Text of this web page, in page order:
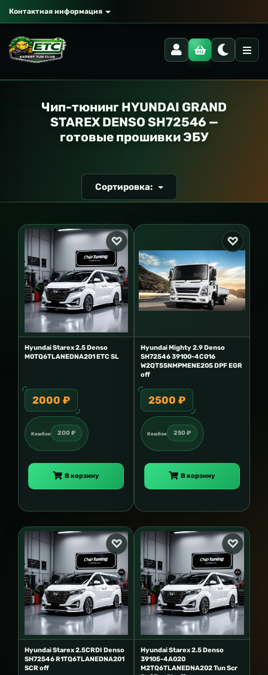
Контактная информация
Чип-тюнинг HYUNDAI GRAND
STAREX DENSO SH72546 —
готовые прошивки ЭБУ
Сортировка:
Hyundai Starex 2.5 Denso
M0TQ6TLANEDNA201 ETC SL
2000 ₽
Кешбэк 200 ₽
В корзину
Hyundai Mighty 2.9 Denso
SH72546 39100-4C016
W2QT5SNMPMENE205 DPF EGR
off
2500 ₽
Кешбэк 250 ₽
В корзину
Hyundai Starex 2.5CRDI Denso
SH72546 R1TQ6TLANEDNA201
SCR off
Hyundai Starex 2.5 Denso
39105-4A020
M2TQ6TLANEDNA202 Tun Scr